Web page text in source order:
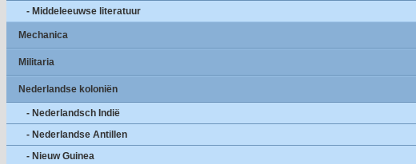
- Middeleeuwse literatuur
Mechanica
Militaria
Nederlandse koloniën
- Nederlandsch Indië
- Nederlandse Antillen
- Nieuw Guinea